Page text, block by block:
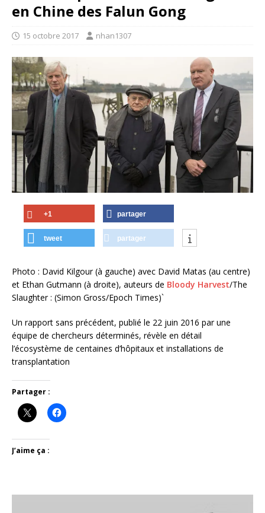
en Chine des Falun Gong
15 octobre 2017 nhan1307
+1 partager
tweet partager
Photo : David Kilgour (à gauche) avec David Matas (au centre)
et Ethan Gutmann (à droite), auteurs de Bloody Harvest/The
Slaughter : (Simon Gross/Epoch Times)`
Un rapport sans précédent, publié le 22 juin 2016 par une
équipe de chercheurs déterminés, révèle en détail
l’écosystème de centaines d’hôpitaux et installations de
transplantation
Partager :
J’aime ça :